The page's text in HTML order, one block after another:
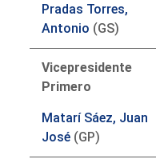
Pradas Torres,
Antonio (GS)
Vicepresidente
Primero
Matarí Sáez, Juan
José (GP)